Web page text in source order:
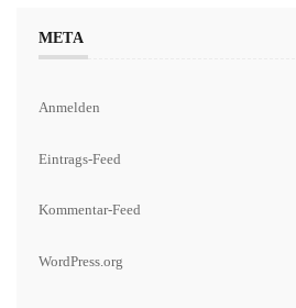
META
Anmelden
Eintrags-Feed
Kommentar-Feed
WordPress.org